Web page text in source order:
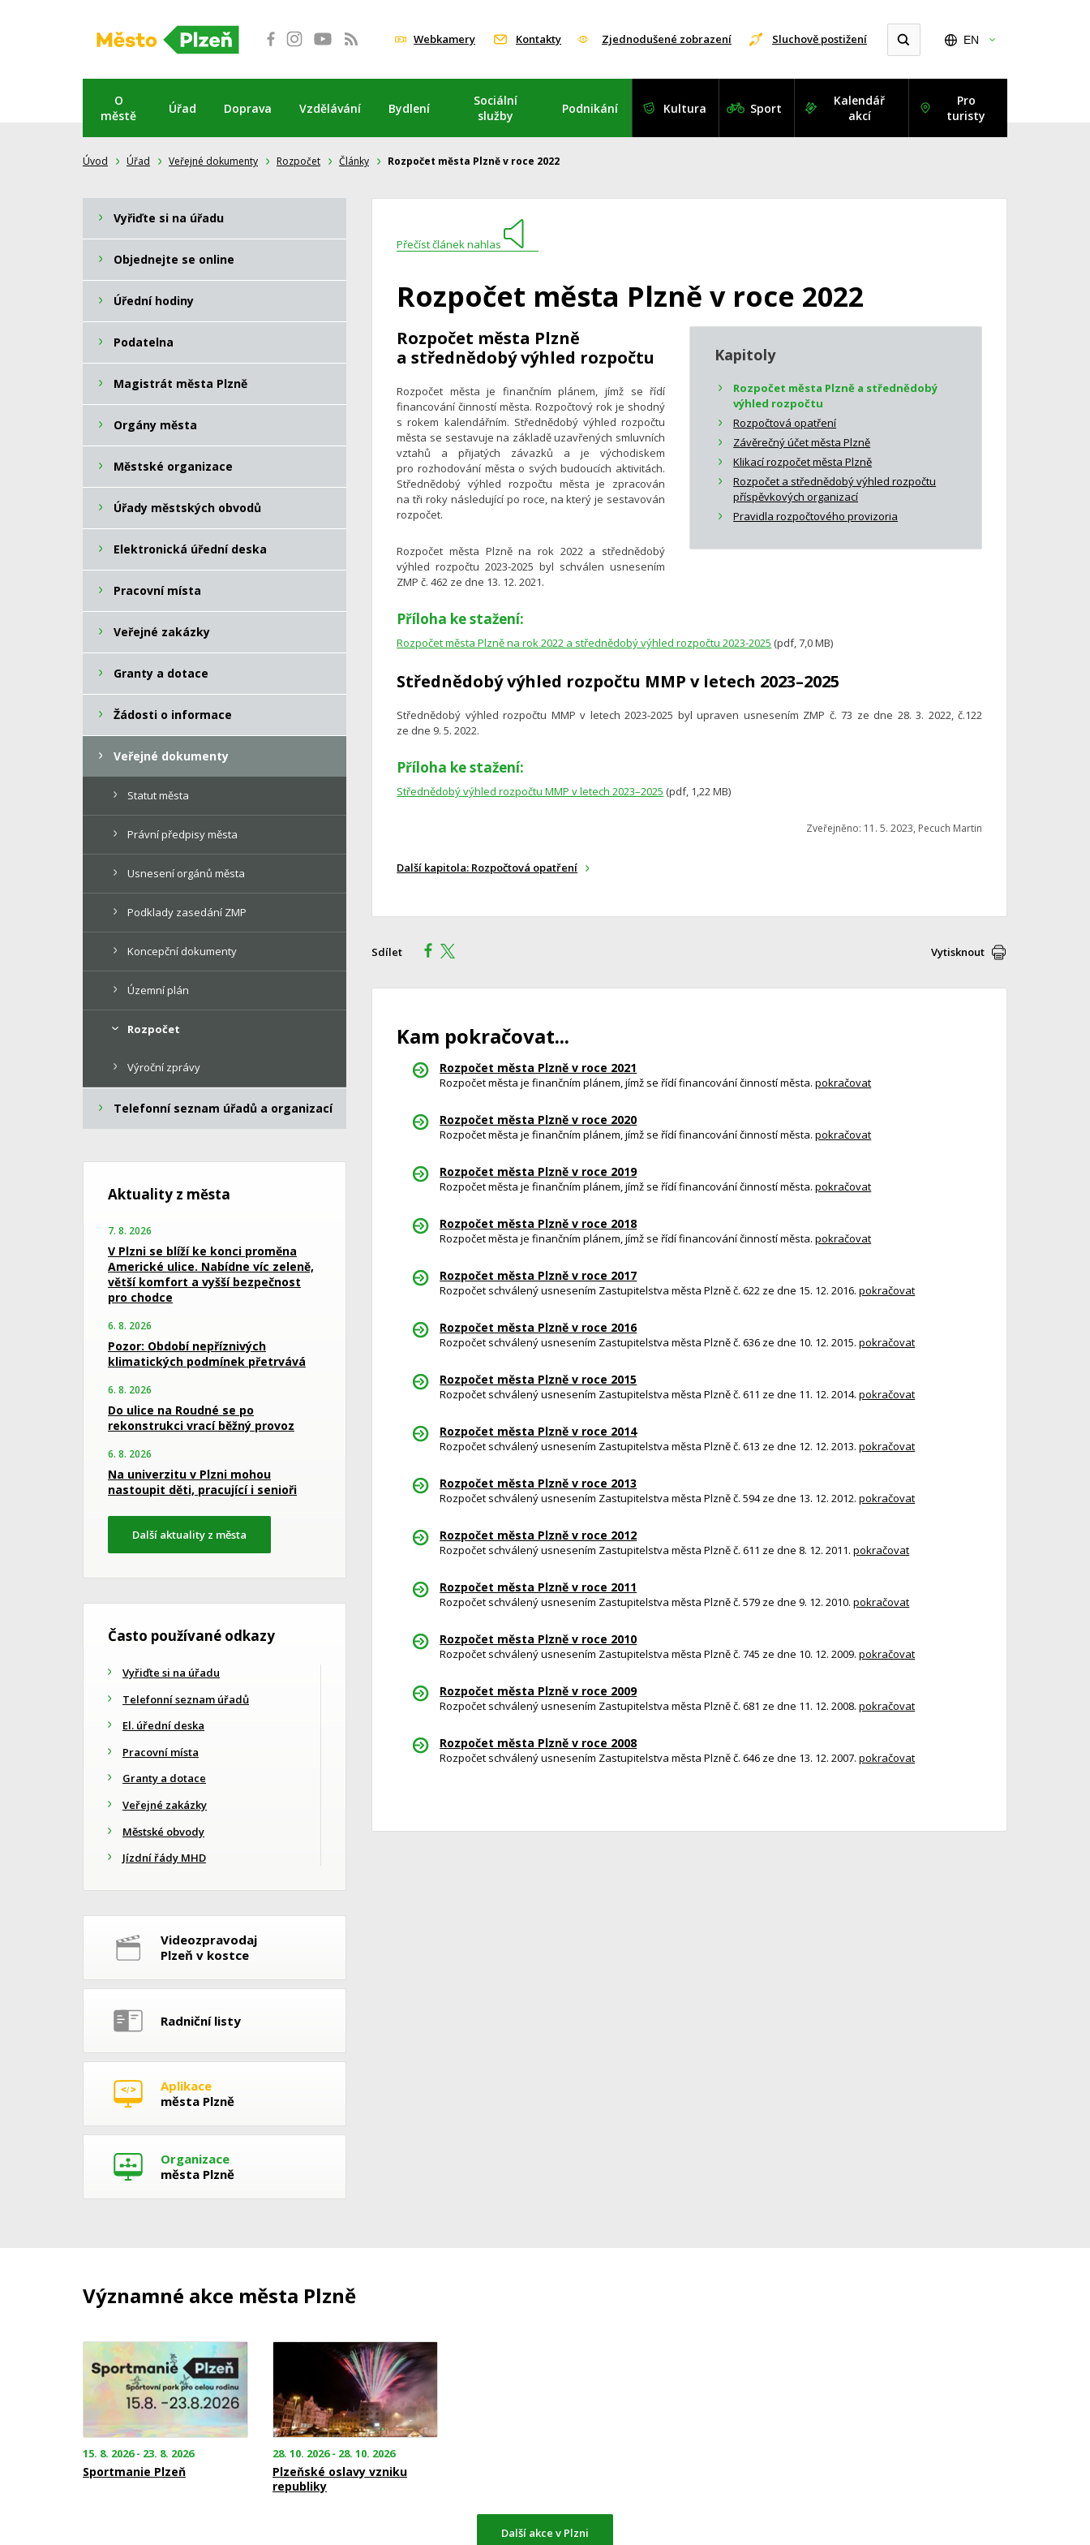
Webkamery Kontakty Zjednodušené zobrazení Sluchově postižení EN
O
městě
Úřad Doprava Vzdělávání Bydlení
Sociální
služby
Podnikání Kultura Sport
Kalendář
akcí
Pro
turisty
Úvod Úřad Veřejné dokumenty Rozpočet Články Rozpočet města Plzně v roce 2022
Přečíst článek nahlas
Rozpočet města Plzně v roce 2022
Kapitoly
Rozpočet města Plzně a střednědobý
výhled rozpočtu
Rozpočtová opatření
Závěrečný účet města Plzně
Klikací rozpočet města Plzně
Rozpočet a střednědobý výhled rozpočtu
příspěvkových organizací
Pravidla rozpočtového provizoria
Rozpočet města Plzně
a střednědobý výhled rozpočtu
Rozpočet města je finančním plánem, jímž se řídí
financování činností města. Rozpočtový rok je shodný
s rokem kalendářním. Střednědobý výhled rozpočtu
města se sestavuje na základě uzavřených smluvních
vztahů a přijatých závazků a je východiskem
pro rozhodování města o svých budoucích aktivitách.
Střednědobý výhled rozpočtu města je zpracován
na tři roky následující po roce, na který je sestavován
rozpočet.
Rozpočet města Plzně na rok 2022 a střednědobý
výhled rozpočtu 2023-2025 byl schválen usnesením
ZMP č. 462 ze dne 13. 12. 2021.
Příloha ke stažení:
Rozpočet města Plzně na rok 2022 a střednědobý výhled rozpočtu 2023-2025 (pdf, 7,0 MB)
Střednědobý výhled rozpočtu MMP v letech 2023–2025
Střednědobý výhled rozpočtu MMP v letech 2023-2025 byl upraven usnesením ZMP č. 73 ze dne 28. 3. 2022, č.122
ze dne 9. 5. 2022.
Příloha ke stažení:
Střednědobý výhled rozpočtu MMP v letech 2023–2025 (pdf, 1,22 MB)
Zveřejněno: 11. 5. 2023, Pecuch Martin
Další kapitola: Rozpočtová opatření
Sdílet Vytisknout
Kam pokračovat...
Rozpočet města Plzně v roce 2021
Rozpočet města je finančním plánem, jímž se řídí financování činností města.pokračovat
Rozpočet města Plzně v roce 2020
Rozpočet města je finančním plánem, jímž se řídí financování činností města.pokračovat
Rozpočet města Plzně v roce 2019
Rozpočet města je finančním plánem, jímž se řídí financování činností města.pokračovat
Rozpočet města Plzně v roce 2018
Rozpočet města je finančním plánem, jímž se řídí financování činností města.pokračovat
Rozpočet města Plzně v roce 2017
Rozpočet schválený usnesením Zastupitelstva města Plzně č. 622 ze dne 15. 12. 2016.pokračovat
Rozpočet města Plzně v roce 2016
Rozpočet schválený usnesením Zastupitelstva města Plzně č. 636 ze dne 10. 12. 2015.pokračovat
Rozpočet města Plzně v roce 2015
Rozpočet schválený usnesením Zastupitelstva města Plzně č. 611 ze dne 11. 12. 2014.pokračovat
Rozpočet města Plzně v roce 2014
Rozpočet schválený usnesením Zastupitelstva města Plzně č. 613 ze dne 12. 12. 2013.pokračovat
Rozpočet města Plzně v roce 2013
Rozpočet schválený usnesením Zastupitelstva města Plzně č. 594 ze dne 13. 12. 2012.pokračovat
Rozpočet města Plzně v roce 2012
Rozpočet schválený usnesením Zastupitelstva města Plzně č. 611 ze dne 8. 12. 2011.pokračovat
Rozpočet města Plzně v roce 2011
Rozpočet schválený usnesením Zastupitelstva města Plzně č. 579 ze dne 9. 12. 2010.pokračovat
Rozpočet města Plzně v roce 2010
Rozpočet schválený usnesením Zastupitelstva města Plzně č. 745 ze dne 10. 12. 2009.pokračovat
Rozpočet města Plzně v roce 2009
Rozpočet schválený usnesením Zastupitelstva města Plzně č. 681 ze dne 11. 12. 2008.pokračovat
Rozpočet města Plzně v roce 2008
Rozpočet schválený usnesením Zastupitelstva města Plzně č. 646 ze dne 13. 12. 2007.pokračovat
Vyřiďte si na úřadu
Objednejte se online
Úřední hodiny
Podatelna
Magistrát města Plzně
Orgány města
Městské organizace
Úřady městských obvodů
Elektronická úřední deska
Pracovní místa
Veřejné zakázky
Granty a dotace
Žádosti o informace
Veřejné dokumenty
Statut města
Právní předpisy města
Usnesení orgánů města
Podklady zasedání ZMP
Koncepční dokumenty
Územní plán
Rozpočet
Výroční zprávy
Telefonní seznam úřadů a organizací
Aktuality z města
7. 8. 2026
V Plzni se blíží ke konci proměna
Americké ulice. Nabídne víc zeleně,
větší komfort a vyšší bezpečnost
pro chodce
6. 8. 2026
Pozor: Období nepříznivých
klimatických podmínek přetrvává
6. 8. 2026
Do ulice na Roudné se po
rekonstrukci vrací běžný provoz
6. 8. 2026
Na univerzitu v Plzni mohou
nastoupit děti, pracující i senioři
Další aktuality z města
Často používané odkazy
Vyřiďte si na úřadu
Telefonní seznam úřadů
El. úřední deska
Pracovní místa
Granty a dotace
Veřejné zakázky
Městské obvody
Jízdní řády MHD
Videozpravodaj
Plzeň v kostce
Radniční listy
Aplikace
města Plzně
Organizace
města Plzně
Významné akce města Plzně
15. 8. 2026 - 23. 8. 2026
Sportmanie Plzeň
28. 10. 2026 - 28. 10. 2026
Plzeňské oslavy vzniku
republiky
Další akce v Plzni